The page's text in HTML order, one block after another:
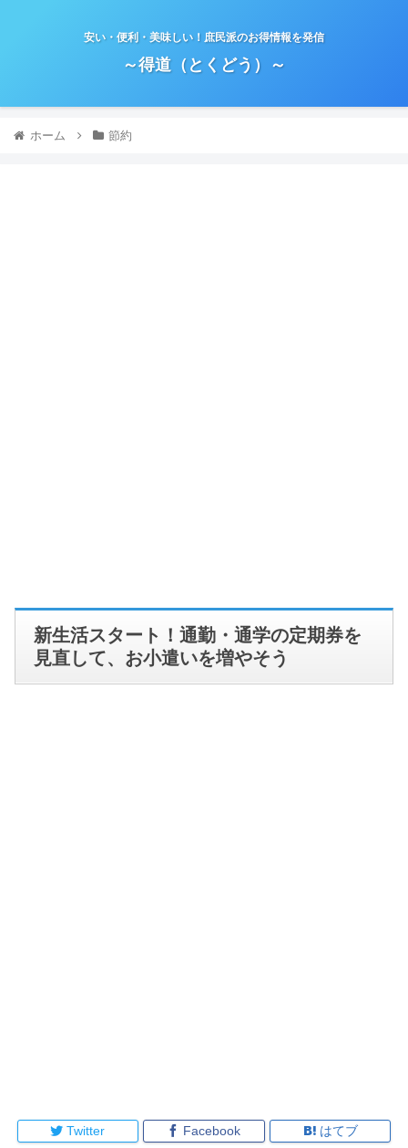
安い・便利・美味しい！庶民派のお得情報を発信
～得道（とくどう）～
ホーム 節約
新生活スタート！通勤・通学の定期券を
見直して、お小遣いを増やそう
Twitter Facebook はてブ